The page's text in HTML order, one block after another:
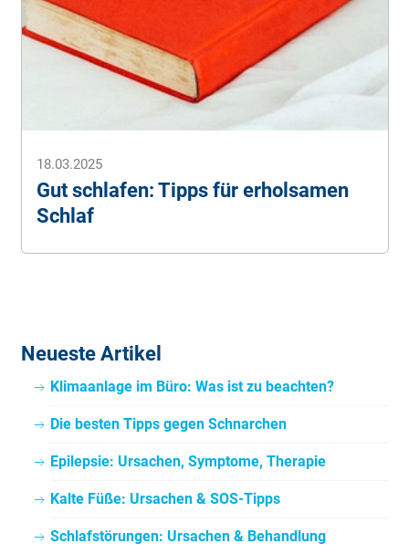
18.03.2025
Gut schlafen: Tipps für erholsamen
Schlaf
Neueste Artikel
Klimaanlage im Büro: Was ist zu beachten?
Die besten Tipps gegen Schnarchen
Epilepsie: Ursachen, Symptome, Therapie
Kalte Füße: Ursachen & SOS-Tipps
Schlafstörungen: Ursachen & Behandlung